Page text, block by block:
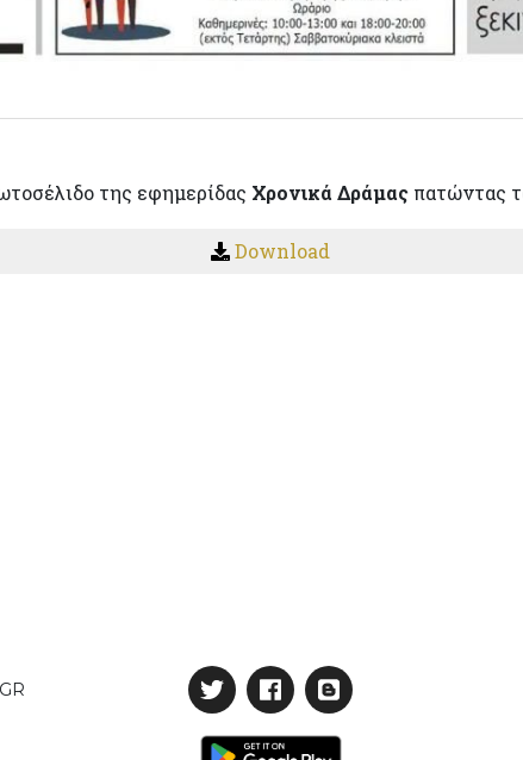
της εφημερίδας Χρονικά Δράμαςπατώντας
Download